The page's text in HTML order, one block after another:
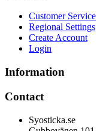
Customer Service
Regional Settings
Create Account
Login
Information
Contact
Syosticka.se